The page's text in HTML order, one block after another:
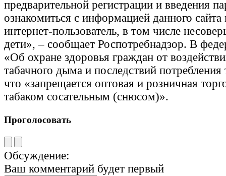
предварительной регистрации и введения
ознакомиться с информацией данного
интернет-пользователь, в том числе
дети», – сообщает Роспотребнадзор. В
«Об охране здоровья граждан от
табачного дыма и последствий потребления
что «запрещается оптовая и розничная
табаком сосательным (снюсом)».
Проголосовать
Обсуждение:
Ваш комментарий будет первый